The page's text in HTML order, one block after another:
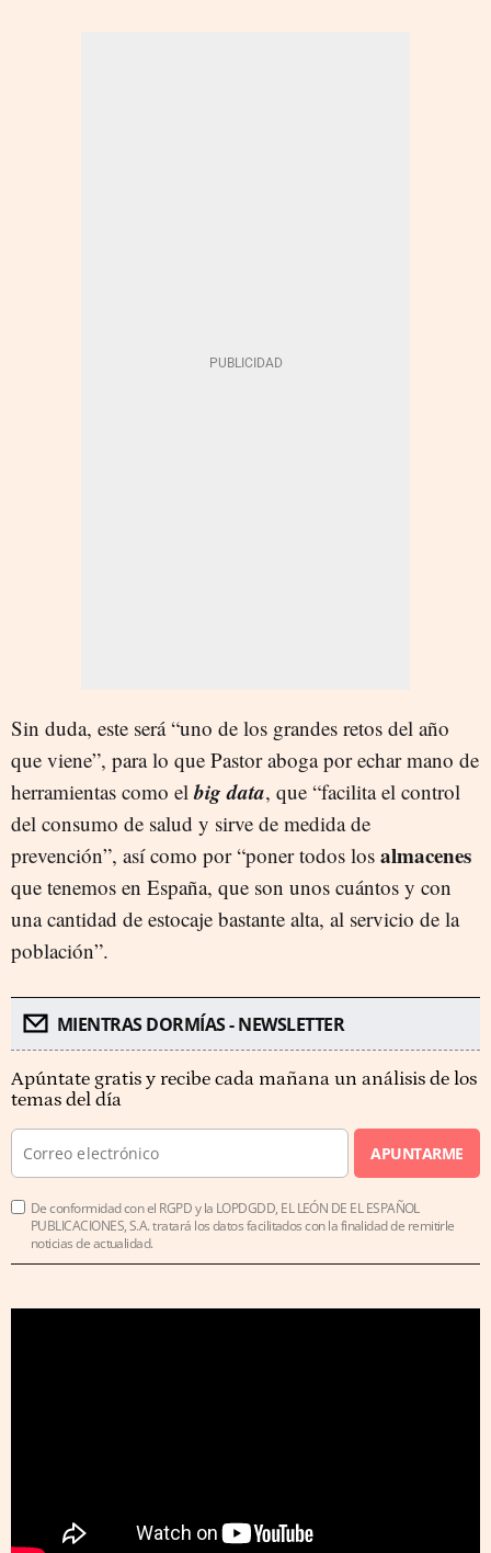
Sin duda, este será “uno de los grandes retos del año
que viene”, para lo que Pastor aboga por echar mano de
herramientas como elbig data, que “facilita el control
del consumo de salud y sirve de medida de
prevención”, así como por “poner todos los almacenes
que tenemos en España, que son unos cuántos y con
una cantidad de estocaje bastante alta, al servicio de la
población”.
MIENTRAS DORMÍAS - NEWSLETTER
Apúntate gratis y recibe cada mañana un análisis de los
temas del día
APUNTARME
De conformidad con el RGPD y la LOPDGDD, EL LEÓN DE EL ESPAÑOL
PUBLICACIONES, S.A. tratará los datos facilitados con la finalidad de remitirle
noticias de actualidad.